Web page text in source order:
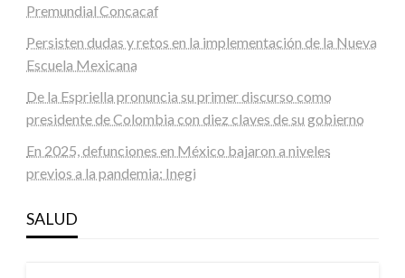
Premundial Concacaf
Persisten dudas y retos en la implementación de la Nueva
Escuela Mexicana
De la Espriella pronuncia su primer discurso como
presidente de Colombia con diez claves de su gobierno
En 2025, defunciones en México bajaron a niveles
previos a la pandemia: Inegi
SALUD